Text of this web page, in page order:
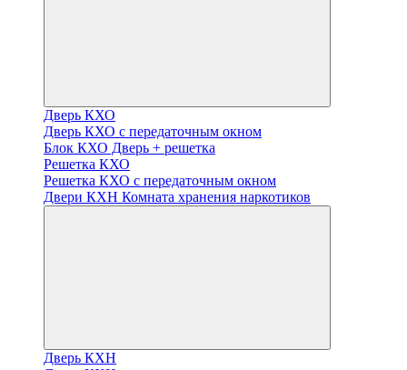
Дверь КХО
Дверь КХО с передаточным окном
Блок КХО Дверь + решетка
Решетка КХО
Решетка КХО с передаточным окном
Двери КХН Комната хранения наркотиков
Дверь КХН